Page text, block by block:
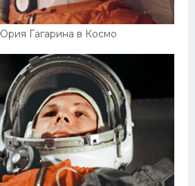
Гагарина в Космо